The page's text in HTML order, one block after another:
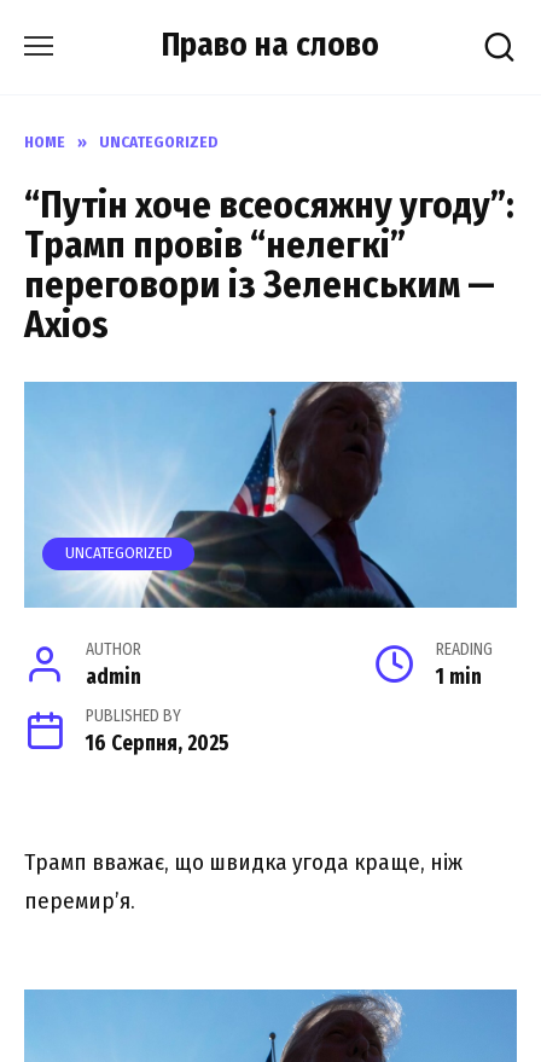
Право на слово
HOME » UNCATEGORIZED
“Путін хоче всеосяжну угоду”:
Трамп провів “нелегкі”
переговори із Зеленським —
Axios
UNCATEGORIZED
AUTHOR
admin
READING
1 min
PUBLISHED BY
16 Серпня, 2025
Трамп вважає, що швидка угода краще, ніж
перемир’я.